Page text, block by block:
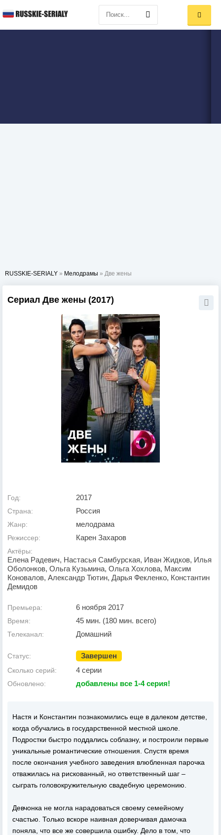
RUSSKIE-SERIALY » Мелодрамы » Две жены
Сериал Две жены (2017)
Год: 2017
Страна: Россия
Жанр: мелодрама
Режиссер: Карен Захаров
Актёры:
Елена Радевич, Настасья Самбурская, Иван Жидков, Илья
Оболонков, Ольга Кузьмина, Ольга Хохлова, Максим
Коновалов, Александр Тютин, Дарья Фекленко, Константин
Демидов
Премьера: 6 ноября 2017
Время: 45 мин. (180 мин. всего)
Телеканал: Домашний
Статус: Завершен
Сколько серий: 4 серии
Обновлено: добавлены все 1-4 серия!
Настя и Константин познакомились еще в далеком детстве,
когда обучались в государственной местной школе.
Подростки быстро поддались соблазну, и построили первые
уникальные романтические отношения. Спустя время
после окончания учебного заведения влюбленная парочка
отважилась на рискованный, но ответственный шаг –
сыграть головокружительную свадебную церемонию.
Девчонка не могла нарадоваться своему семейному
счастью. Только вскоре наивная доверчивая дамочка
поняла, что все же совершила ошибку. Дело в том, что